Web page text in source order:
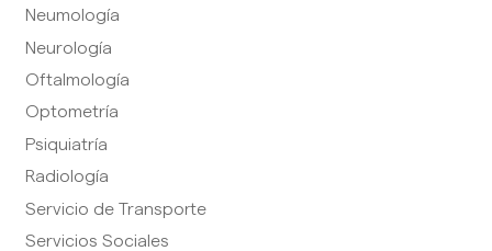
Neumología
Neurología
Oftalmología
Optometría
Psiquiatría
Radiología
Servicio de Transporte
Servicios Sociales